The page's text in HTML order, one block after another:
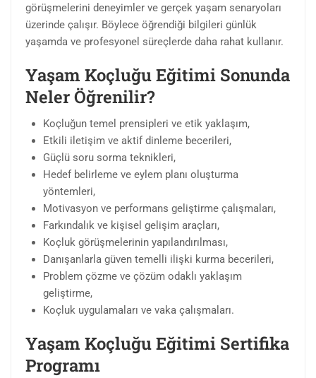
görüşmelerini deneyimler ve gerçek yaşam senaryoları
üzerinde çalışır. Böylece öğrendiği bilgileri günlük
yaşamda ve profesyonel süreçlerde daha rahat kullanır.
Yaşam Koçluğu Eğitimi Sonunda
Neler Öğrenilir?
Koçluğun temel prensipleri ve etik yaklaşım,
Etkili iletişim ve aktif dinleme becerileri,
Güçlü soru sorma teknikleri,
Hedef belirleme ve eylem planı oluşturma
yöntemleri,
Motivasyon ve performans geliştirme çalışmaları,
Farkındalık ve kişisel gelişim araçları,
Koçluk görüşmelerinin yapılandırılması,
Danışanlarla güven temelli ilişki kurma becerileri,
Problem çözme ve çözüm odaklı yaklaşım
geliştirme,
Koçluk uygulamaları ve vaka çalışmaları.
Yaşam Koçluğu Eğitimi Sertifika
Programı